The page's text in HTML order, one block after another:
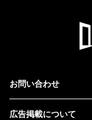
お問い合わせ
広告掲載について